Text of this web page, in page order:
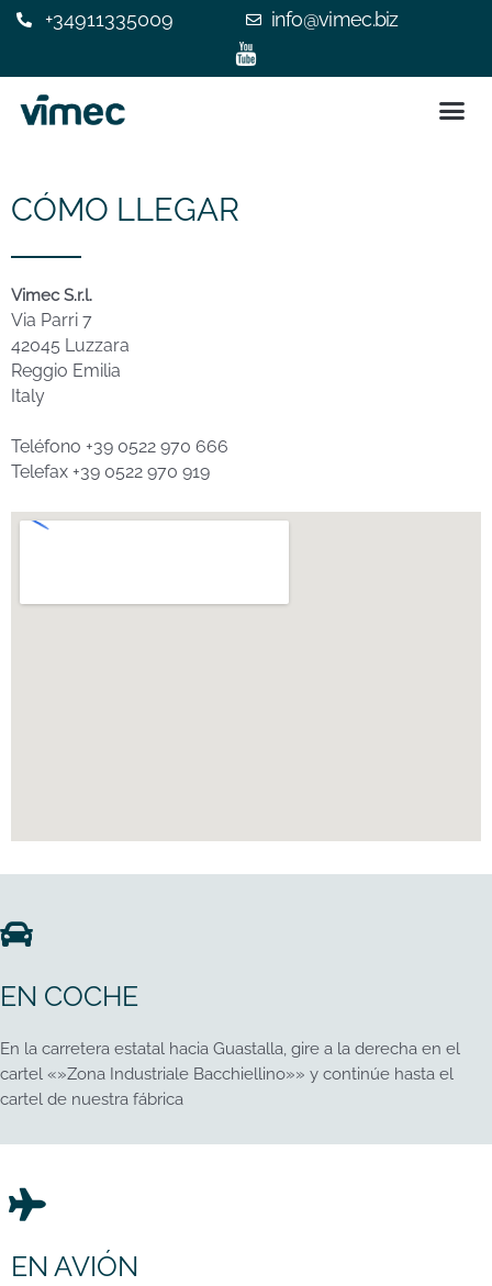
+34911335009 info@vimec.biz
CÓMO LLEGAR
Vimec S.r.l.
Via Parri 7
42045 Luzzara
Reggio Emilia
Italy
Teléfono +39 0522 970 666
Telefax +39 0522 970 919
EN COCHE
En la carretera estatal hacia Guastalla, gire a la derecha en el
cartel «»Zona Industriale Bacchiellino»» y continúe hasta el
cartel de nuestra fábrica
EN AVIÓN